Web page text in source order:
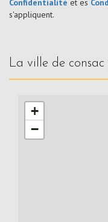
Confidentialité et es
s'appliquent.
la ville de consac
+
−